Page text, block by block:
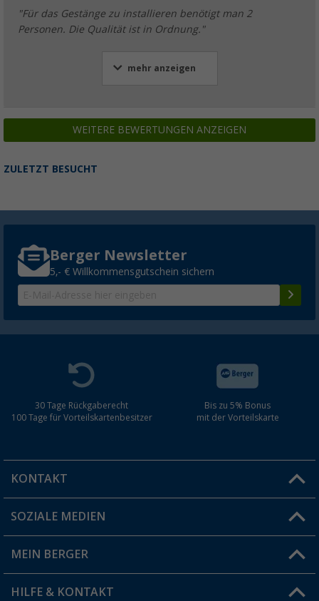
"Für das Gestänge zu installieren benötigt man 2
Personen. Die Qualität ist in Ordnung."
mehr anzeigen
WEITERE BEWERTUNGEN ANZEIGEN
ZULETZT BESUCHT
Berger Newsletter
5,- € Willkommensgutschein sichern
30 Tage Rückgaberecht
100 Tage für Vorteilskartenbesitzer
Bis zu 5% Bonus
mit der Vorteilskarte
KONTAKT
Du hast eine Frage?
Filiale finden
SOZIALE MEDIEN
MEIN BERGER
Vorteilskarte
HILFE & KONTAKT